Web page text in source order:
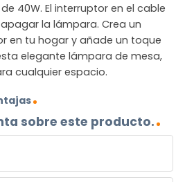
40W. El interruptor en el cable
la lámpara. Crea un
en tu hogar y añade un toque
elegante lámpara de mesa,
cualquier espacio.
sobre este producto.